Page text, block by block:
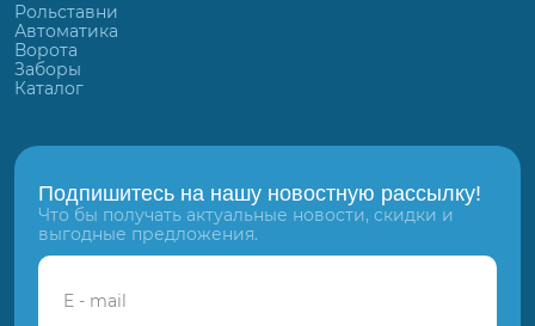
Рольставни
Автоматика
Ворота
Заборы
Каталог
Подпишитесь на нашу новостную рассылку!
Что бы получать актуальные новости, скидки и
выгодные предложения.